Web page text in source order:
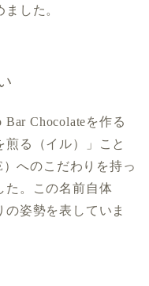
した。
Chocolateを作る
煎る（イル）」こと
へのこだわりを持っ
た。この名前自体
姿勢を表していま